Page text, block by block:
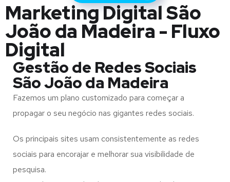
Marketing Digital São
João da Madeira - Fluxo
Digital
Gestão de Redes Sociais
São João da Madeira
Fazemos um plano customizado para começar a
propagar o seu negócio nas gigantes redes sociais.
Os principais sites usam consistentemente as redes
sociais para encorajar e melhorar sua visibilidade de
pesquisa.